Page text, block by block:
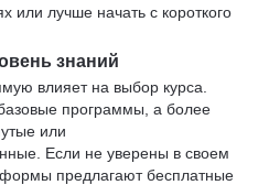
или лучше начать с короткого
знаний
влияет на выбор курса.
программы, а более
или
Если не уверены в своем
предлагают бесплатные